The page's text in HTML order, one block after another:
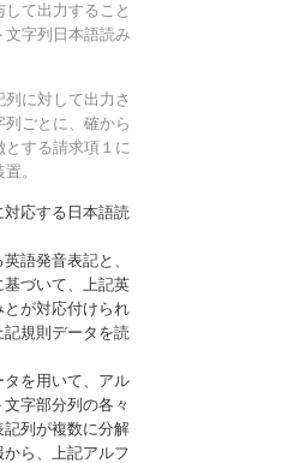
て出力すること
字列日本語読み
に対して出力さ
ごとに、確から
とする請求項１に
。
応する日本語読
語発音表記と、
づいて、上記英
が対応付けられ
規則データを読
を用いて、アル
字部分列の各々
列が複数に分解
ら、上記アルフ